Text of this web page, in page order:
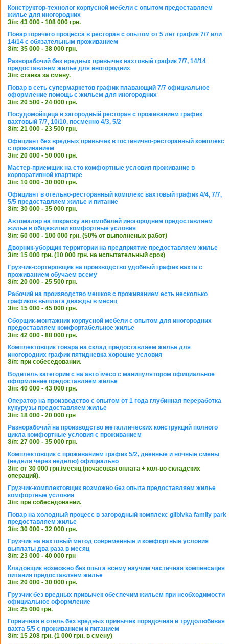
Конструктор-технолог корпусной мебели с опытом предоставляем
жилье для иногородних
З/п: 43 000 - 108 000 грн.
Повар горячего процесса в ресторан с опытом от 5 лет график 7/7 или
14/14 с обязательным проживанием
З/п: 35 000 - 38 000 грн.
Разнорабочий без вредных привычек вахтовый график 7/7, 14/14
предоставляем жилье для иногородних
З/п: ставка за смену.
Повар в сеть супермаркетов график плавающий 7/7 официальное
оформление помощь с жильем для иногородних
З/п: 20 500 - 24 000 грн.
Посудомойщица в загородный ресторан с проживанием график
вахтовый 7/7, 10/10, посменно 4/3, 5/2
З/п: 21 000 - 23 500 грн.
Официант без вредных привычек в гостинично-ресторанный комплекс
с проживанием
З/п: 20 000 - 50 000 грн.
Мастер-приемщик на сто комфортные условия проживание в
корпоративной квартире
З/п: 10 000 - 30 000 грн.
Официант в отельно-ресторанный комплекс вахтовый график 4/4, 7/7,
5/5 предоставляем жилье и питание
З/п: 30 000 - 35 000 грн.
Автомаляр на покраску автомобилей иногородним предоставляем
жилье в общежитии комфортные условия
З/п: 60 000 - 100 000 грн. (50% от выполненых работ)
Дворник-уборщик территории на предприятие предоставляем жилье
З/п: 15 000 грн. (10 000 грн. на испытательный срок)
Грузчик-сортировщик на производство удобный график вахта с
проживанием обучаем всему
З/п: 20 000 - 25 500 грн.
Рабочий на производство мешков с проживанием есть несколько
графиков выплата дважды в месяц
З/п: 15 000 - 45 000 грн.
Сборщик-монтажник корпусной мебели с опытом для иногородних
предоставляем комфортабельное жилье
З/п: 42 000 - 88 000 грн.
Комплектовщик товара на склад предоставляем жилье для
иногородних график пятидневка хорошие условия
З/п: при собеседовании.
Водитель категории с на авто iveco с манипулятором официальное
оформление предоставляем жилье
З/п: 40 000 - 43 000 грн.
Оператор на производство с опытом от 1 года глубинная переработка
кукурузы предоставляем жилье
З/п: 18 000 - 20 000 грн
Разнорабочий на производство металлических конструкций полного
цикла комфортные условия с проживанием
З/п: 27 000 - 35 000 грн.
Комплектовщик с проживанием график 5/2, дневные и ночные смены
(неделя через неделю) официально
З/п: от 30 000 грн./месяц (почасовая оплата + кол-во складских
операций).
Грузчик-комплектовщик возможно без опыта предоставляем жилье
комфортные условия
З/п: при собеседовании.
Повар на холодный процесс в загородный комплекс glibivka family park
предоставляем жилье
З/п: 30 000 - 32 000 грн.
Грузчик на вахтовый метод современные и комфортные условия
выплаты два раза в месяц
З/п: 23 000 - 40 000 грн
Кладовщик возможно без опыта всему научим частичная компенсация
питания предоставляем жилье
З/п: 20 000 - 30 000 грн.
Грузчик без вредных привычек обеспечим жильем при необходимости
официальное оформление
З/п: 25 000 грн.
Горничная в отель без вредных привычек порядочная и трудолюбивая
вахта 5/5 с проживанием и питанием
З/п: 15 208 грн. (1 000 грн. в смену)